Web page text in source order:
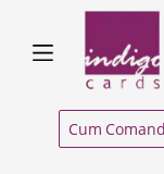
navigation
content
Cum Comand